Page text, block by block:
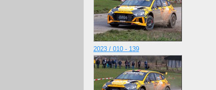
2023 / 010 - 139